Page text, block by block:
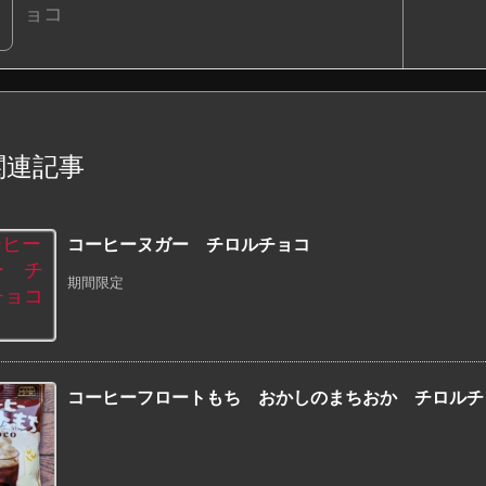
ョコ
連記事
コーヒーヌガー チロルチョコ
期間限定
コーヒーフロートもち おかしのまちおか チロル